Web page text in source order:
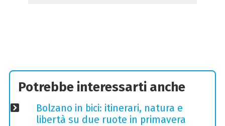
Potrebbe interessarti anche
Bolzano in bici: itinerari, natura e
libertà su due ruote in primavera